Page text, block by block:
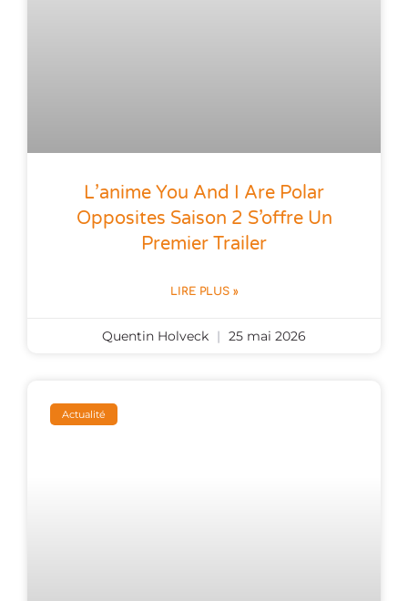
L’anime You And I Are Polar
Opposites Saison 2 S’offre Un
Premier Trailer
LIRE PLUS »
Quentin Holveck 25 mai 2026
Actualité